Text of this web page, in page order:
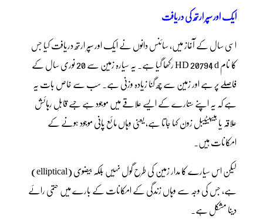
ایک اور سپر ارتھ کی دریافت
اسی سال کے آغاز میں، سائنس دانوں نے ایک اور سپر ارتھ دریافت کیا جس
کا نام HD 20794 d رکھا گیا ہے۔ یہ سیارہ زمین سے 20 نوری سال کے
فاصلے پر ہے اور زمین سے چھ گنا زیادہ وزنی ہے۔ سب سے خاص بات یہ
ہے کہ یہ اپنے ستارے کے ایسے علاقے میں موجود ہے جسے قابلِ رہائش
علاقہ یا ہیبیٹیبل زون کہا جاتا ہے، یعنی وہاں مائع پانی موجود ہونے کے
امکانات ہیں۔
لیکن اس سیارے کا مدار زمین کی طرح گول نہیں بلکہ بیضوی (elliptical)
ہے، جس کی وجہ سے وہاں زندگی کے امکانات کے بارے میں حتمی رائے
دینا مشکل ہے۔